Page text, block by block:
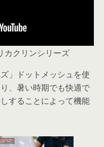
カクリンシリーズ
」ドットメッシュを使
、暑い時期でも快適で
することによって機能